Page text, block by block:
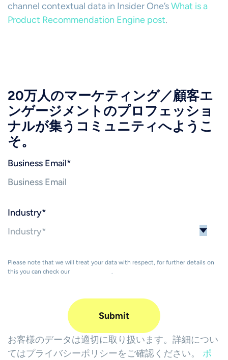
channel contextual data in Insider One’sWhat is a
Product Recommendation Engine post.
20万人のマーケティング／顧客エ
ンゲージメントのプロフェッショ
ナルが集うコミュニティへようこ
そ。
Business Email*
Industry*
Please note that we will treat your data with respect, for further details on
this you can check our
.
お客様のデータは適切に取り扱います。詳細につい
てはプライバシーポリシーをご確認ください。 ポ